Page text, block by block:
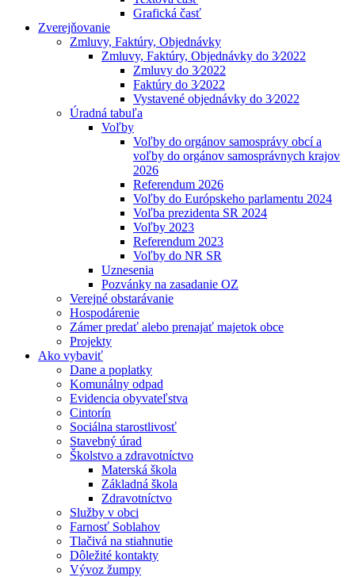
Grafická časť
Zverejňovanie
Zmluvy, Faktúry, Objednávky
Zmluvy, Faktúry, Objednávky do 3⁄2022
Zmluvy do 3⁄2022
Faktúry do 3⁄2022
Vystavené objednávky do 3⁄2022
Úradná tabuľa
Voľby
Voľby do orgánov samosprávy obcí a
voľby do orgánov samosprávnych krajov
2026
Referendum 2026
Voľby do Európskeho parlamentu 2024
Voľba prezidenta SR 2024
Voľby 2023
Referendum 2023
Voľby do NR SR
Uznesenia
Pozvánky na zasadanie OZ
Verejné obstarávanie
Hospodárenie
Zámer predať alebo prenajať majetok obce
Projekty
Ako vybaviť
Dane a poplatky
Komunálny odpad
Evidencia obyvateľstva
Cintorín
Sociálna starostlivosť
Stavebný úrad
Školstvo a zdravotníctvo
Materská škola
Základná škola
Zdravotníctvo
Služby v obci
Farnosť Soblahov
Tlačivá na stiahnutie
Dôležité kontakty
Vývoz žumpy